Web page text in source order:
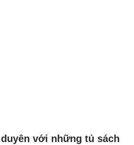
với những tủ sách